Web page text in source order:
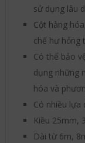
sử dụng lâu
Cột hàng
chế hư hỏng
Có thể bảo
dụng những
hóa và
Có nhiều lựa
Kiều 25mm,
Dài từ 6m,